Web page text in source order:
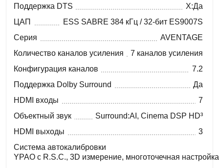
Поддержка DTS
X:Да
ЦАП
ESS SABRE 384 кГц / 32-бит ES9007S
Серия
AVENTAGE
Количество каналов усиления
7 каналов усиления
Конфигурация каналов
7.2
Поддержка Dolby Surround
Да
HDMI входы
7
Объектный звук
Surround:AI, Cinema DSP HD³
HDMI выходы
3
Система автокалибровки
YPAO с R.S.C., 3D измерение, многоточечная настройка